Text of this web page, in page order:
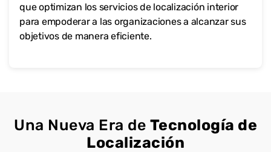
que optimizan los servicios de localización interior
para empoderar a las organizaciones a alcanzar sus
objetivos de manera eficiente.
Una Nueva Era de Tecnología de
Localización